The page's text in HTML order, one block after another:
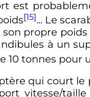
est
[15]... Le
son propre
à un
10 tonnes pour
qui court le
vitesse/